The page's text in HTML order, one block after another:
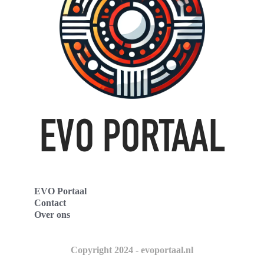
EVO Portaal
Contact
Over ons
Copyright 2024 - evoportaal.nl